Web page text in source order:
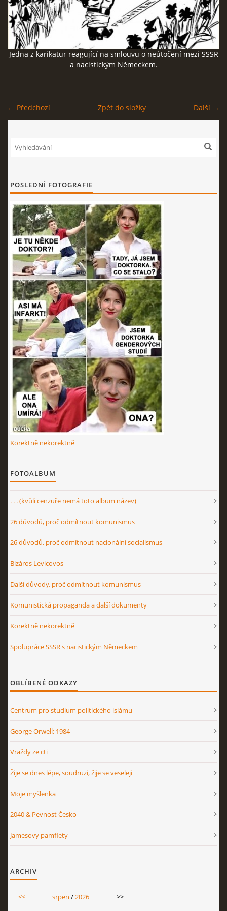
SOCIÁLNÍ SÍTĚ
© 2026 eStránky.cz
Jedna z karikatur reagující na smlouvu o neútočení mezi SSSR
a nacistickým Německem.
← Předchozí Další →
Zpět do složky
POSLEDNÍ FOTOGRAFIE
Korektně nekorektně
FOTOALBUM
. . . (kvůli cenzuře nemá toto album název)
26 důvodů, proč odmítnout komunismus
26 důvodů, proč odmítnout nacionální socialismus
Bizáros Levicovos
Další důvody, proč odmítnout komunismus
Komunistická propaganda a další dokumenty
Korektně nekorektně
Spolupráce SSSR s nacistickým Německem
OBLÍBENÉ ODKAZY
Centrum pro studium politického islámu
George Orwell: 1984
Vraždy ze cti
Žije se dnes lépe, soudruzi, žije se veseleji
Moje myšlenka
2040 & Pevnost Česko
Jamesovy pamflety
ARCHIV
<< srpen /2026 >>